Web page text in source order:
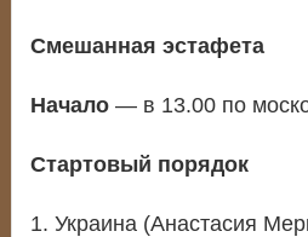
Смешанная эстафета
Начало— в 13.00 по
Стартовый порядок
1. Украина (Анастасия